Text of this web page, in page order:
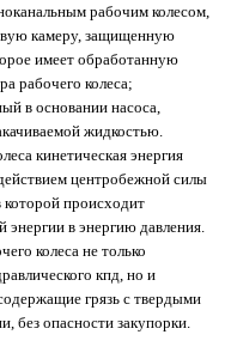
рабочим колесом,
камеру, защищенную
имеет обработанную
рабочего колеса;
в основании насоса,
жидкостью.
кинетическая энергия
центробежной силы
которой происходит
энергии в энергию давления.
колеса не только
кпд, но и
грязь с твердыми
без опасности закупорки.